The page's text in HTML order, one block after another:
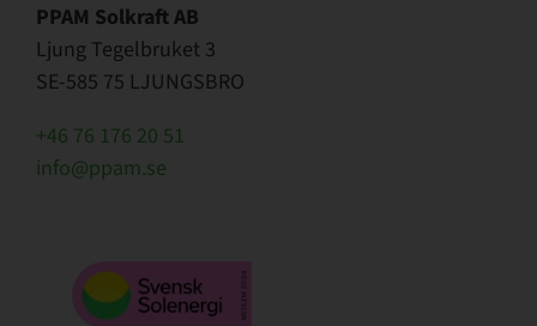
PPAM Solkraft AB
Ljung Tegelbruket 3
SE-585 75 LJUNGSBRO
+46 76 176 20 51
info@ppam.se